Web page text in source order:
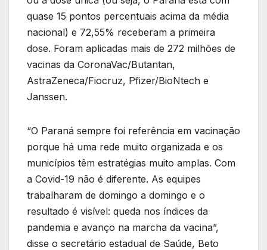
quase 15 pontos percentuais acima da média
nacional) e 72,55% receberam a primeira
dose. Foram aplicadas mais de 272 milhões de
vacinas da CoronaVac/Butantan,
AstraZeneca/Fiocruz, Pfizer/BioNtech e
Janssen.
“O Paraná sempre foi referência em vacinação
porque há uma rede muito organizada e os
municípios têm estratégias muito amplas. Com
a Covid-19 não é diferente. As equipes
trabalharam de domingo a domingo e o
resultado é visível: queda nos índices da
pandemia e avanço na marcha da vacina”,
disse o secretário estadual de Saúde, Beto